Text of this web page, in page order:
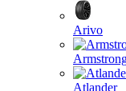
Arivo
Atlander